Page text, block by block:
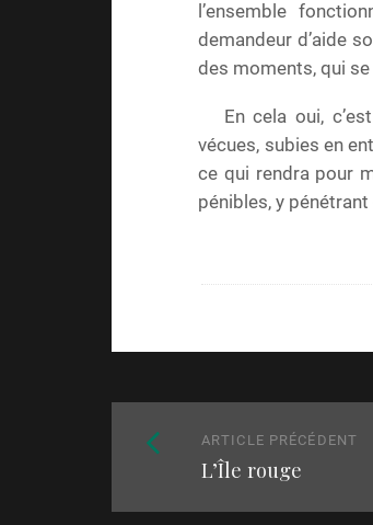
l’ensemble
demandeur d’aide
des moments, qui
En cela oui,
vécues, subies en
ce qui rendra pour
pénibles, y
Naviguez
parmi
ARTICLE PRÉCÉDENT
L’Île rouge